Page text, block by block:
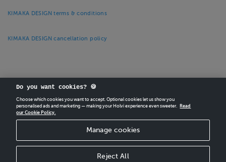
KIMAKA DESIGN terms & conditions
KIMAKA DESIGN cancellation policy
CREATEYOUR OWN HOLVI ONLINE STORE IN MINUTES.
Holvi Payment Services Ltd is regulated by the Financial Supervisory Authority of
Finland as an Authorised Payment Institution with license to operate in the
European Economic Area.
© 2026 Holvi Payment Services Ltd.
Do you want cookies? 🍪
Choose which cookies you want to accept. Optional cookies let us show you
personalised ads and marketing — making your Holvi experience even sweeter.
Read
our Cookie Policy.
Manage cookies
Reject All